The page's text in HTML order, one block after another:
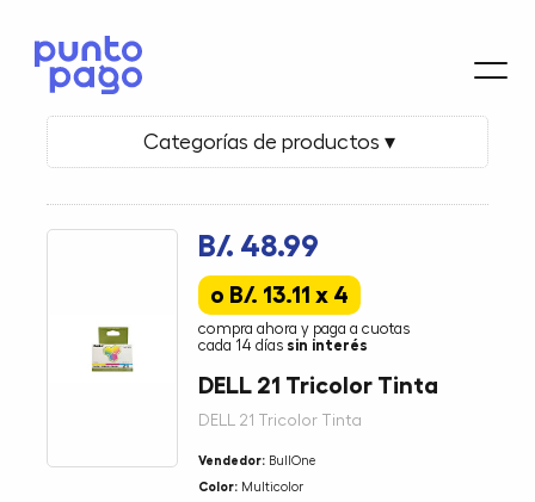
Categorías de productos ▾
B/. 48.99
o B/. 13.11 x 4
compra ahora y paga a cuotas
cada 14 días sin interés
DELL 21 Tricolor Tinta
DELL 21 Tricolor Tinta
Vendedor: BullOne
Color: Multicolor